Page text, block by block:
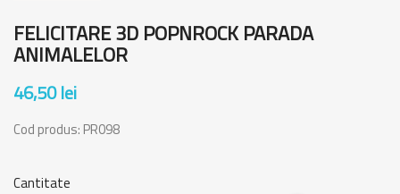
FELICITARE 3D POPNROCK PARADA
ANIMALELOR
46,50 lei
Cod produs: PR098
Cantitate